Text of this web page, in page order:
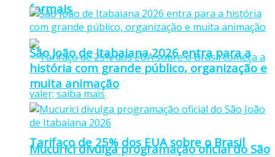
formais
Tarifaço de 25% dos EUA sobre o Brasil
São João de Itabaiana 2026 entra para a
história com grande público, organização e
muita animação
Mucurici divulga programação oficial do São